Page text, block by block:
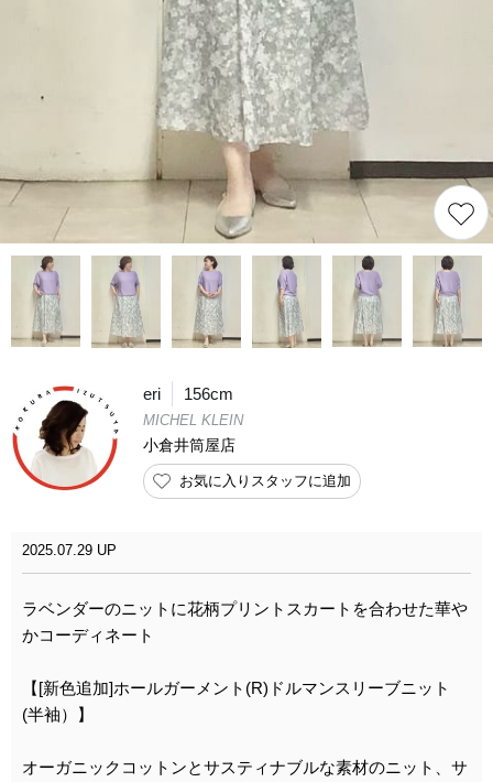
eri 156cm
MICHEL KLEIN
小倉井筒屋店
お気に入りスタッフに追加
2025.07.29 UP
ラベンダーのニットに花柄プリントスカートを合わせた華や
かコーディネート
【[新色追加]ホールガーメント(R)ドルマンスリーブニット
(半袖）】
オーガニックコットンとサスティナブルな素材のニット、サ